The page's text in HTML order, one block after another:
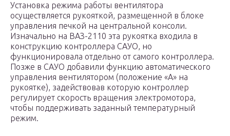
Установка режима работы вентилятора
осуществляется рукояткой, размещенной в блоке
управления печкой на центральной консоли.
Изначально на ВАЗ-2110 эта рукоятка входила в
конструкцию контроллера САУО, но
функционировала отдельно от самого контроллера.
Позже в САУО добавили функцию автоматического
управления вентилятором (положение «А» на
рукоятке), задействовав которую контроллер
регулирует скорость вращения электромотора,
чтобы поддерживать заданный температурный
режим.